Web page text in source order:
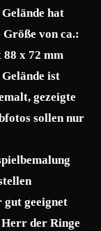
Gelände hat
Größe von ca.:
88 x 72 mm
Gelände ist
gezeigte
sollen nur
gut geeignet
der Ringe